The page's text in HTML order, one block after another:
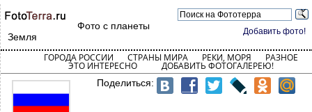
Добавить фото!
Фото с планеты
Земля
ГОРОДА РОССИИ СТРАНЫ МИРА РЕКИ, МОРЯ РАЗНОЕ
ЭТО ИНТЕРЕСНО ДОБАВИТЬ ФОТОГАЛЕРЕЮ!
Поделиться: